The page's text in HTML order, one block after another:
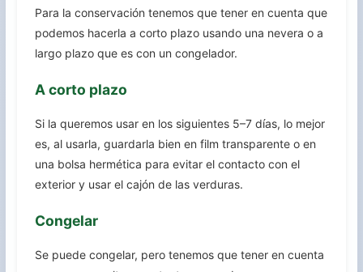
Para la conservación tenemos que tener en cuenta que
podemos hacerla a corto plazo usando una nevera o a
largo plazo que es con un congelador.
A corto plazo
Si la queremos usar en los siguientes 5–7 días, lo mejor
es, al usarla, guardarla bien en film transparente o en
una bolsa hermética para evitar el contacto con el
exterior y usar el cajón de las verduras.
Congelar
Se puede congelar, pero tenemos que tener en cuenta